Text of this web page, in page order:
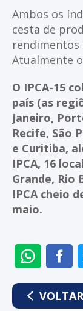
Ambos os
cesta de
rendimentos
Atualmente
O IPCA-15
país (as
Janeiro,
Recife, São
e Curitiba,
IPCA, 16
Grande, Rio
IPCA cheio
maio.
ENVIAR
NO
VOLTAR